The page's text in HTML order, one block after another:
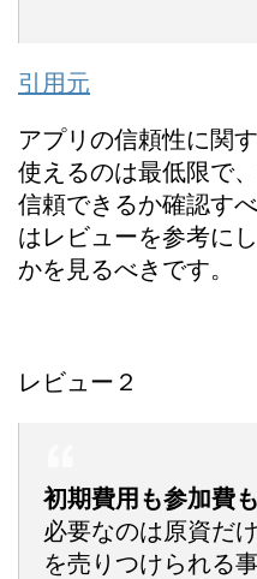
引用元
アプリの信頼性に関
使えるのは最低限で
信頼できるか確認す
はレビューを参考に
かを見るべきです。
レビュー２
初期費用も参加費
必要なのは原資だ
を売りつけられる